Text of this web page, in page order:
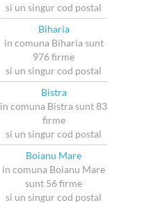
si un singur cod postal
Biharia
in comuna Biharia sunt
976 firme
si un singur cod postal
Bistra
in comuna Bistra sunt 83
firme
si un singur cod postal
Boianu Mare
in comuna Boianu Mare
sunt 56 firme
si un singur cod postal